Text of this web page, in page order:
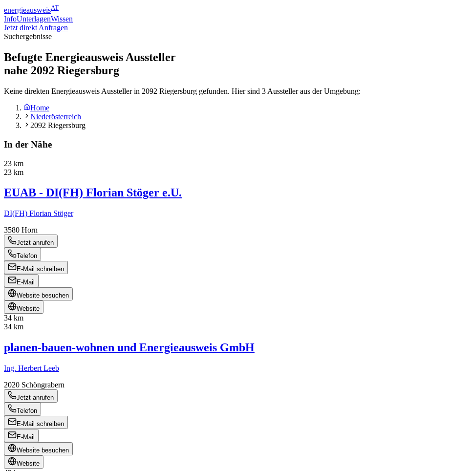
energieausweisAT
InfoUnterlagenWissen
Jetzt direkt Anfragen
Suchergebnisse
Befugte Energieausweis Aussteller
nahe 2092 Riegersburg
Keine direkten Energieausweis Aussteller in 2092 Riegersburg gefunden. Hier sind 3 Aussteller aus der Umgebung:
Home
Niederösterreich
2092 Riegersburg
In der Nähe
23 km
23 km
EUAB - DI(FH) Florian Stöger e.U.
DI(FH) Florian Stöger
3580 Horn
Jetzt anrufen
Telefon
E-Mail schreiben
E-Mail
Website besuchen
Website
34 km
34 km
planen-bauen-wohnen und Energieausweis GmbH
Ing. Herbert Leeb
2020 Schöngrabern
Jetzt anrufen
Telefon
E-Mail schreiben
E-Mail
Website besuchen
Website